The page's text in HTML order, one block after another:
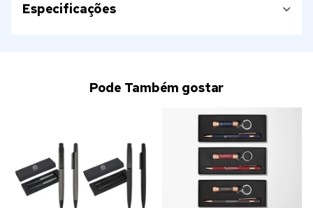
Especificações
Pode Também gostar